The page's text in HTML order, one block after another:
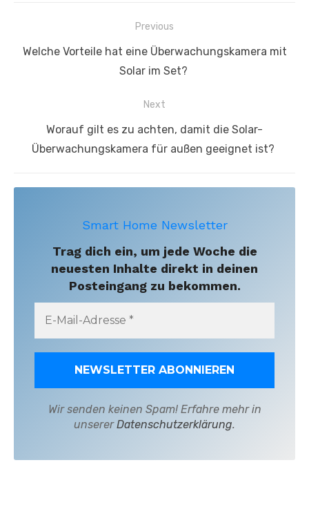
Beitragsnavigation
Previous
Previous
Welche Vorteile hat eine Überwachungskamera mit
Solar im Set?
Next
post:
Worauf gilt es zu achten, damit die Solar-
Überwachungskamera für außen geeignet ist?
Smart Home Newsletter
Trag dich ein, um jede Woche die
neuesten Inhalte direkt in deinen
Posteingang zu bekommen.
Wir senden keinen Spam! Erfahre mehr in
unsererDatenschutzerklärung.